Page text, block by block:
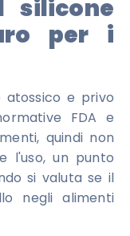
silicone
per i
atossico e privo
FDA e
quindi non
l'uso, un punto
si valuta se il
negli alimenti